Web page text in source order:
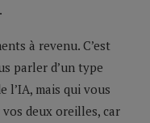
à revenu. C’est
parler d’un type
l’IA, mais qui vous
deux oreilles, car